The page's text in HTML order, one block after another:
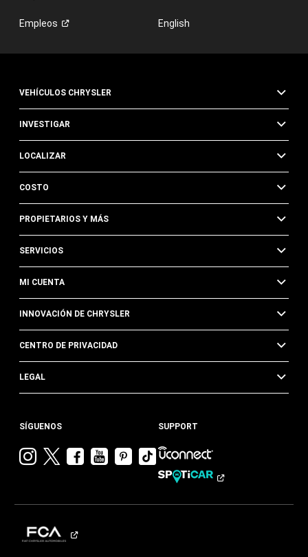
Empleos English
VEHÍCULOS CHRYSLER
INVESTIGAR
LOCALIZAR
COSTO
PROPIETARIOS Y MÁS
SERVICIOS
MI CUENTA
INNOVACIÓN DE CHRYSLER
CENTRO DE PRIVACIDAD
LEGAL
SÍGUENOS
VisitarVisitarVisitar
Chrysler en
Visitar
Chrysler en
Visitar
Chrysler en
Pinterest
Visita
Chrysler
Tik
SUPPORT